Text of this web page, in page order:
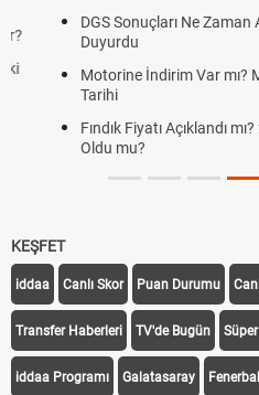
DGS Sonuçları Ne Zaman
Duyurdu
Motorine İndirim Var mı?
Fındık Fiyatı Açıklandı mı?
Oldu mu?
KEŞFET
iddaa Canlı Skor Puan Durumu
Transfer Haberleri TV'de Bugün
iddaa Programı Galatasaray